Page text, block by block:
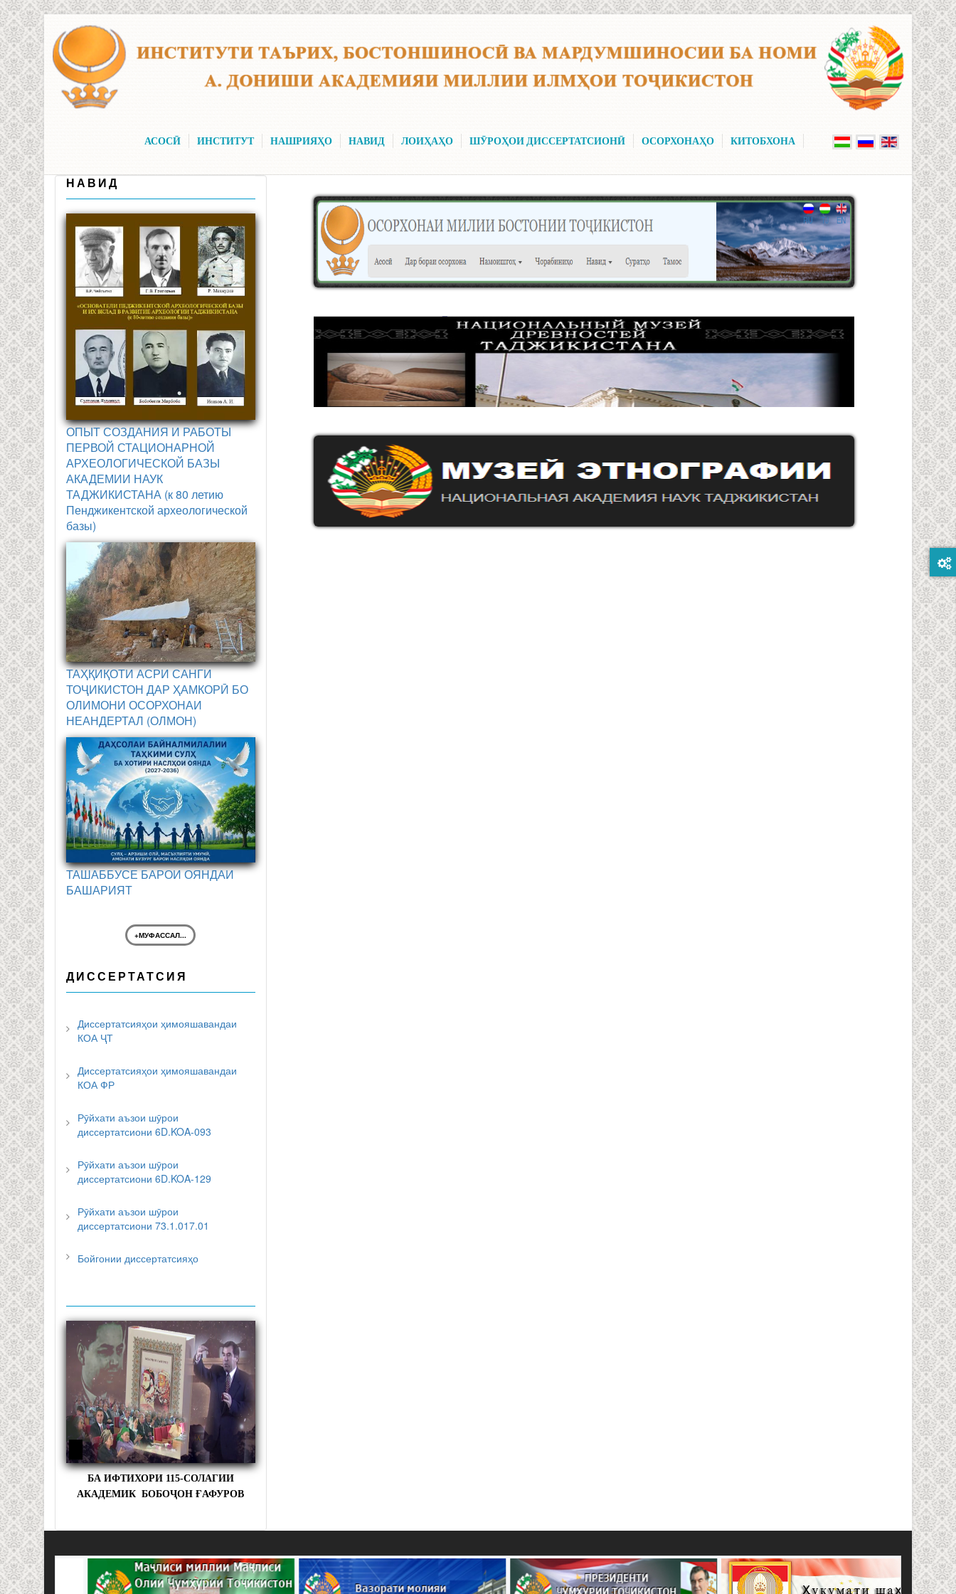
Skip to main content
АСОСӢ ИНСТИТУТ НАШРИЯҲО НАВИД ЛОИҲАҲО ШӮРОҲОИ ДИССЕРТАТСИОНӢ ОСОРХОНАҲО КИТОБХОНА
НАВИД
ОПЫТ СОЗДАНИЯ И РАБОТЫ
ПЕРВОЙ СТАЦИОНАРНОЙ
АРХЕОЛОГИЧЕСКОЙ БАЗЫ
АКАДЕМИИ НАУК
ТАДЖИКИСТАНА (к 80 летию
Пенджикентской археологической
базы)
ТАҲҚИҚОТИ АСРИ САНГИ
ТОҶИКИСТОН ДАР ҲАМКОРӢ БО
ОЛИМОНИ ОСОРХОНАИ
НЕАНДЕРТАЛ (ОЛМОН)
ТАШАББУСЕ БАРОИ ОЯНДАИ
БАШАРИЯТ
+МУФАССАЛ...
ДИССЕРТАТСИЯ
Диссертатсияҳои ҳимояшавандаи
КОА ҶТ
Диссертатсияҳои ҳимояшавандаи
КОА ФР
Рӯйхати аъзои шӯрои
диссертатсиони 6D.KOA-093
Рӯйхати аъзои шӯрои
диссертатсиони 6D.KOA-129
Рӯйхати аъзои шӯрои
диссертатсиони 73.1.017.01
Бойгонии диссертатсияҳо
БА ИФТИХОРИ 115-СОЛАГИИ
АКАДЕМИК БОБОҶОН ҒАФУРОВ